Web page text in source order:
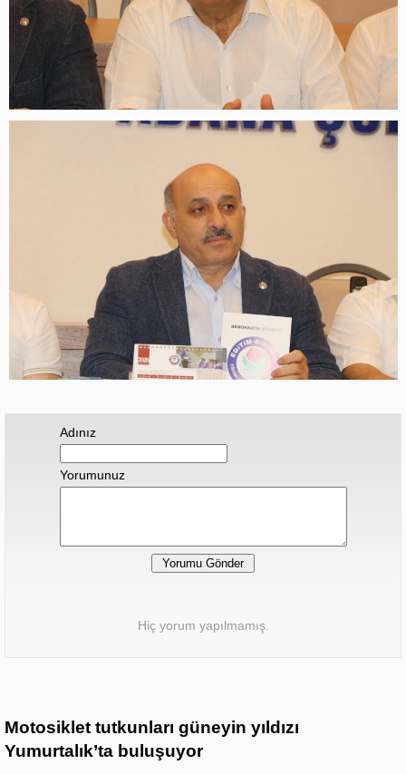
Adınız
Yorumunuz
Hiç yorum yapılmamış.
Motosiklet tutkunları güneyin yıldızı
Yumurtalık’ta buluşuyor